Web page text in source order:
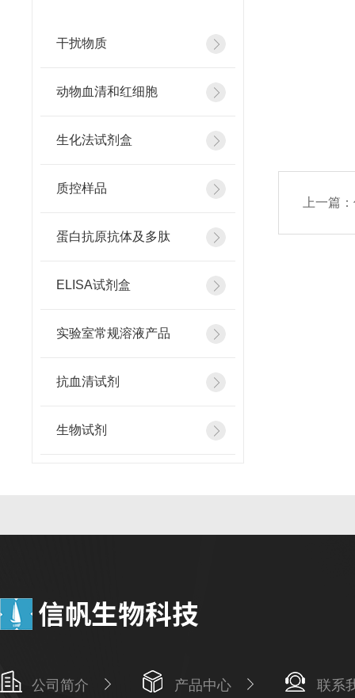
干扰物质
动物血清和红细胞
生化法试剂盒
质控样品
蛋白抗原抗体及多肽
ELISA试剂盒
实验室常规溶液产品
抗血清试剂
生物试剂
上一篇：
公司简介 产品中心 联系